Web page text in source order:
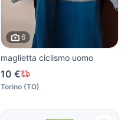
6
maglietta ciclismo uomo
10 €
Torino (TO)